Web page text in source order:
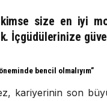
kimse size en iyi
İçgüdülerinize
bencil olmalıyım”
kariyerinin son